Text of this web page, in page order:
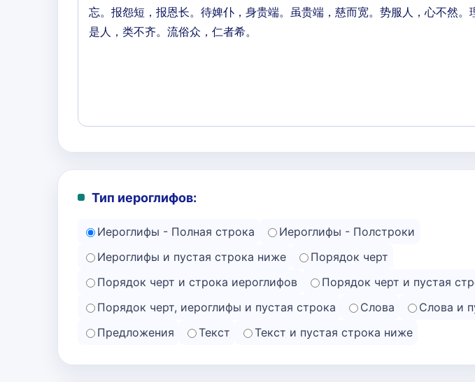
Тип иероглифов:
Иероглифы - Полная строка
Иероглифы - Полстроки
Иероглифы и пустая строка ниже
Порядок черт
Порядок черт и строка иероглифов
Порядок черт и пустая
Порядок черт, иероглифы и пустая строка
Слова
Слова и
Предложения
Текст Текст и пустая строка ниже